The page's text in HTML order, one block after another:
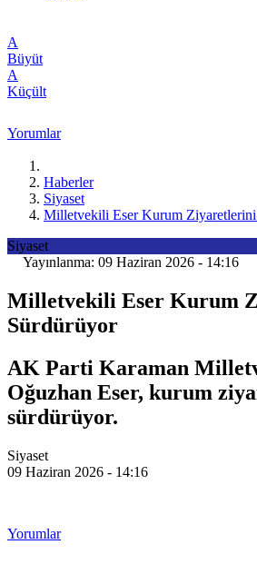
A
Büyüt
A
Küçült
Yorumlar
Haberler
Siyaset
Milletvekili Eser Kurum
Siyaset
Yayınlanma: 09 Haziran 2026 - 14:16
Milletvekili Eser Kurum
Sürdürüyor
AK Parti Karaman
Oğuzhan Eser, kurum
sürdürüyor.
Siyaset
09 Haziran 2026 - 14:16
Yorumlar